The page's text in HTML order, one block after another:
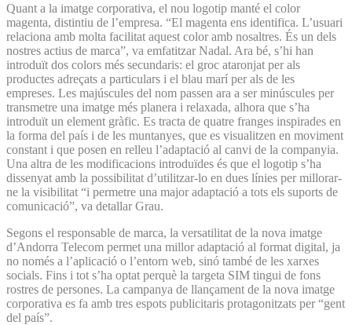
Quant a la imatge corporativa, el nou logotip manté el color
magenta, distintiu de l’empresa. “El magenta ens identifica. L’usuari
relaciona amb molta facilitat aquest color amb nosaltres. És un dels
nostres actius de marca”, va emfatitzar Nadal. Ara bé, s’hi han
introduït dos colors més secundaris: el groc ataronjat per als
productes adreçats a particulars i el blau marí per als de les
empreses. Les majúscules del nom passen ara a ser minúscules per
transmetre una imatge més planera i relaxada, alhora que s’ha
introduït un element gràfic. Es tracta de quatre franges inspirades en
la forma del país i de les muntanyes, que es visualitzen en moviment
constant i que posen en relleu l’adaptació al canvi de la companyia.
Una altra de les modificacions introduïdes és que el logotip s’ha
dissenyat amb la possibilitat d’utilitzar-lo en dues línies per millorar-
ne la visibilitat “i permetre una major adaptació a tots els suports de
comunicació”, va detallar Grau.
Segons el responsable de marca, la versatilitat de la nova imatge
d’Andorra Telecom permet una millor adaptació al format digital, ja
no només a l’aplicació o l’entorn web, sinó també de les xarxes
socials. Fins i tot s’ha optat perquè la targeta SIM tingui de fons
rostres de persones. La campanya de llançament de la nova imatge
corporativa es fa amb tres espots publicitaris protagonitzats per “gent
del país”.